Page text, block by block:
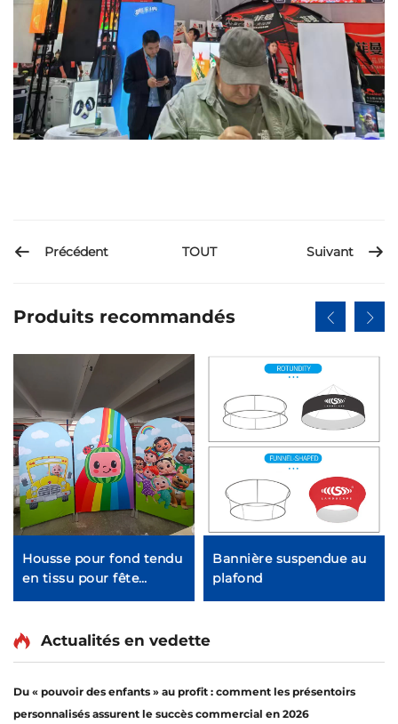
Précédent TOUT Suivant
Produits recommandés
Housse pour fond tendu
en tissu pour fête
LjBYBT0001
Bannière suspendue au
plafond
Actualités en vedette
Du « pouvoir des enfants » au profit : comment les présentoirs
personnalisés assurent le succès commercial en 2026